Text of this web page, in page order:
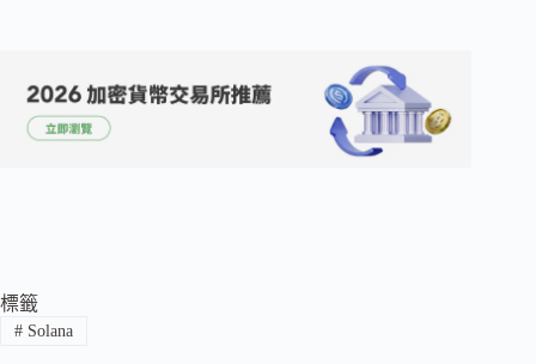
標籤
#Solana